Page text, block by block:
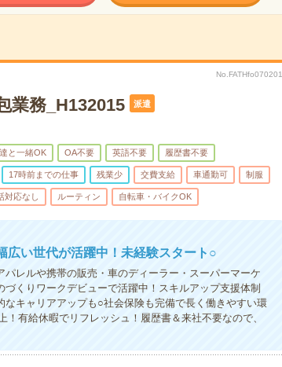
No.FATHfo070201
業務_H132015 派遣
と一緒OK OA不要 英語不要 履歴書不要
17時前までの仕事 残業少 交費支給 車通勤可 制服
対応なし ルーティン 自転車・バイクOK
広い世代が活躍中！未経験スタート○
パレルや携帯の販売・車のディーラー・スーパーマーケ
くりワークデビューで活躍中！スキルアップ支援体制
なキャリアアップも○社会保険も完備で長く働きやすい環
有給休暇でリフレッシュ！履歴書＆来社不要なので、